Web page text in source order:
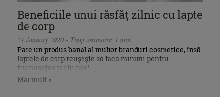
Beneficiile unui răsfăţ zilnic cu lapte
de corp
21 January 2020 - Timp estimativ: 1 min.
Pare un produs banal al multor branduri cosmetice, însă
laptele de corp reușește să facă minuni pentru
frumusețea pielii tale!
Mai mult »